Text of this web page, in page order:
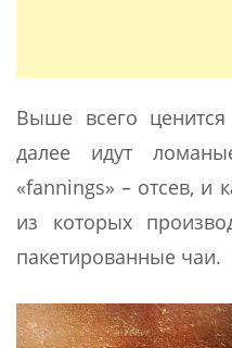
Выше всего
далее идут
«fannings» – отсев, и
из которых
пакетированные чаи.